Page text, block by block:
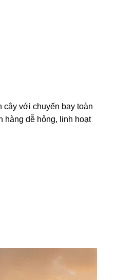
cậy với chuyến bay toàn
hàng dễ hỏng, linh hoạt